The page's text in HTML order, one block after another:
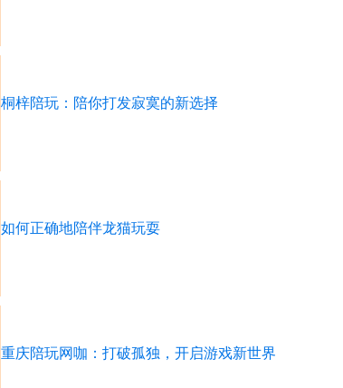
桐梓陪玩：陪你打发寂寞的新选择
如何正确地陪伴龙猫玩耍
重庆陪玩网咖：打破孤独，开启游戏新世界